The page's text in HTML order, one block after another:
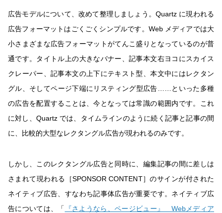
広告モデルについて、改めて整理しましょう。Quartz に現われる
広告フォーマットはごくごくシンプルです。Web メディアでは大
小さまざまな広告フォーマットがてんこ盛りとなっているのが普
通です。タイトル上の大きなバナー、記事本文右ヨコにスカイス
クレーパー、記事本文の上下にテキスト型、本文中にはレクタン
グル、そしてページ下端にリスティング型広告……といった多種
の広告を配置することは、今となっては常識の範囲内です。これ
に対し、Quartz では、タイムラインのように続く記事と記事の間
に、比較的大型なレクタングル広告が現われるのみです。
しかし、このレクタングル広告と同時に、編集記事の間に差しは
さまれて現われる［SPONSOR CONTENT］のサインが付された
ネイティブ広告、すなわち記事体広告が重要です。ネイティブ広
告については、「
『さようなら、ページビュー』 Webメディア